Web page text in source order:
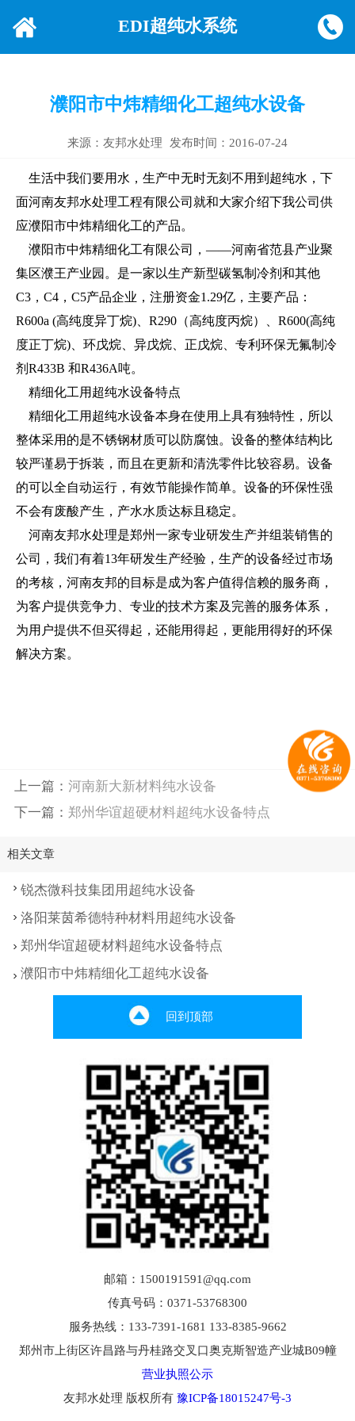
EDI超纯水系统
濮阳市中炜精细化工超纯水设备
来源：友邦水处理 发布时间：2016-07-24
生活中我们要用水，生产中无时无刻不用到超纯水，下
面河南友邦水处理工程有限公司就和大家介绍下我公司供
应濮阳市中炜精细化工的产品。
濮阳市中炜精细化工有限公司，——河南省范县产业聚
集区濮王产业园。是一家以生产新型碳氢制冷剂和其他
C3，C4，C5产品企业，注册资金1.29亿，主要产品：
R600a (高纯度异丁烷)、R290（高纯度丙烷）、R600(高纯
度正丁烷)、环戊烷、异戊烷、正戊烷、专利环保无氟制冷
剂R433B 和R436A吨。
精细化工用超纯水设备特点
精细化工用超纯水设备本身在使用上具有独特性，所以
整体采用的是不锈钢材质可以防腐蚀。设备的整体结构比
较严谨易于拆装，而且在更新和清洗零件比较容易。设备
的可以全自动运行，有效节能操作简单。设备的环保性强
不会有废酸产生，产水水质达标且稳定。
河南友邦水处理是郑州一家专业研发生产并组装销售的
公司，我们有着13年研发生产经验，生产的设备经过市场
的考核，河南友邦的目标是成为客户值得信赖的服务商，
为客户提供竞争力、专业的技术方案及完善的服务体系，
为用户提供不但买得起，还能用得起，更能用得好的环保
解决方案。
上一篇： 河南新大新材料纯水设备
下一篇： 郑州华谊超硬材料超纯水设备特点
相关文章
锐杰微科技集团用超纯水设备
洛阳莱茵希德特种材料用超纯水设备
郑州华谊超硬材料超纯水设备特点
濮阳市中炜精细化工超纯水设备
回到顶部
邮箱：1500191591@qq.com
传真号码：0371-53768300
服务热线：133-7391-1681 133-8385-9662
郑州市上街区许昌路与丹桂路交叉口奥克斯智造产业城B09幢
营业执照公示
友邦水处理 版权所有 豫ICP备18015247号-3